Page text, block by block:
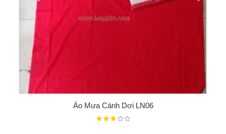
Áo Mưa Cánh Dơi LN06